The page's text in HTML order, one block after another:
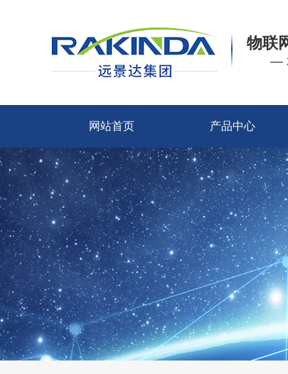
物联
—
网站首页 产品中心